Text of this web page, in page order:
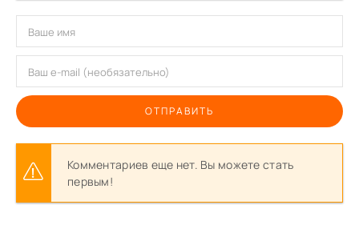
ОТПРАВИТЬ
Комментариев еще нет. Вы можете стать
первым!